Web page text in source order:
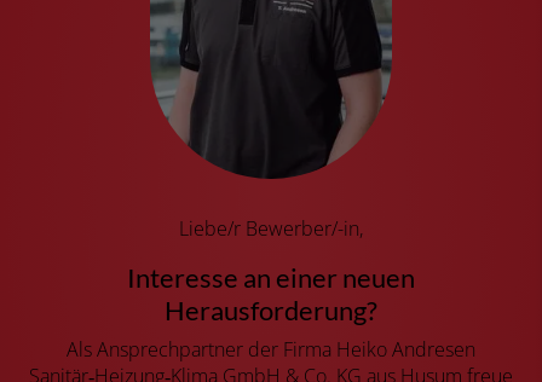
Liebe/r Bewerber/-in,
Interesse an einer neuen
Herausforderung?
Als Ansprechpartner der Firma Heiko Andresen
Sanitär‑Heizung‑Klima GmbH & Co. KG aus Husum freue